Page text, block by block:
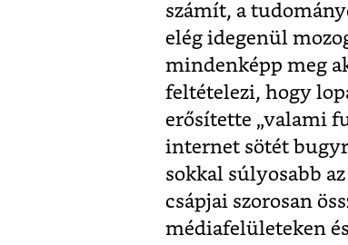
számít, a
elég idegenül
mindenképp meg
feltételezi, hogy
erősítette „valami
internet sötét
sokkal súlyosabb
csápjai szorosan
médiafelületeken